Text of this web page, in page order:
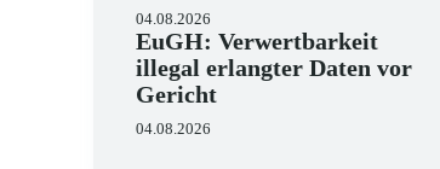
04.08.2026
EuGH: Verwertbarkeit
illegal erlangter Daten vor
Gericht
04.08.2026